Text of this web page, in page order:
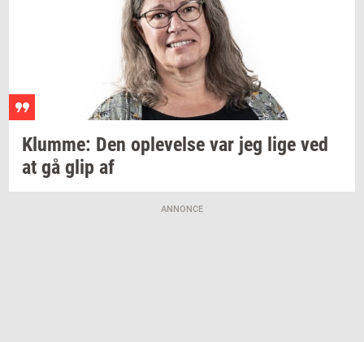
Klum­me: Den op­le­vel­se var jeg lige ved
at gå glip af
ANNONCE